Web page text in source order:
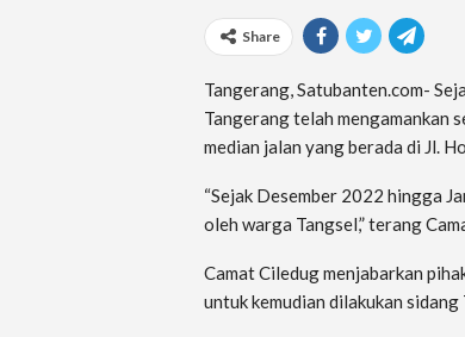
Share
Tangerang, Satubanten.com-
Tangerang telah mengamankan
median jalan yang berada di Jl.
“Sejak Desember 2022 hingga
oleh warga Tangsel,” terang
Camat Ciledug menjabarkan
untuk kemudian dilakukan